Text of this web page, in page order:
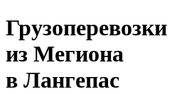
Грузоперевозки
из Мегиона
в Лангепас